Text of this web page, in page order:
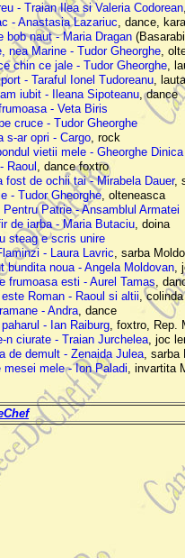
- Traian Ilea si Valeria Codorean
- Anastasia Lazariuc, dance,
bob naut - Maria Dragan
nea Marine - Tudor Gheorghe,
chin ce jale - Tudor Gheorghe,
- Taraful Ionel Tudoreanu,
iubit - Ileana Sipoteanu, dance
- Veta Biris
cruce - Tudor Gheorghe
s-ar opri - Cargo, rock
vietii mele - Gheorghe Dinica
Raoul , dance foxtro
fost de ochii tai - Mirabela Dauer,
- Tudor Gheorghe, olteneasca
Pentru Patrie - Ansamblul Armatei
de iarba - Maria Butaciu, doina
steag e scris unire
- Laura Lavric, sarba
bundita noua - Angela Moldovan,
frumoasa esti - Aurel Tamas,
este Roman - Raoul si altii, colinda
- Andra, dance
- Ian Raiburg, foxtro, Rep.
n ciurate - Traian Jurchelea, joc
de demult - Zenaida Julea, sarba
mesei mele - Ion Paladi, invartita